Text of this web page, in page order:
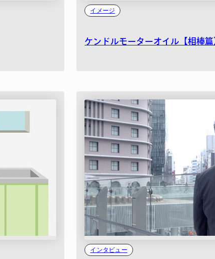
イメージ
ケンドルモーターオイル【相棒篇
インタビュー